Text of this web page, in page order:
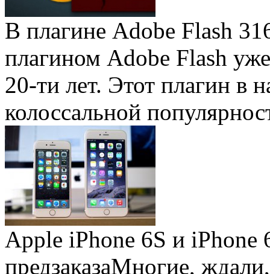
В плагине Adobe Flash
плагином Adobe Flash
20-ти лет. Этот плагин в
колоссальной
Apple iPhone 6S и iPhone
предзаказаМногие, ждали,